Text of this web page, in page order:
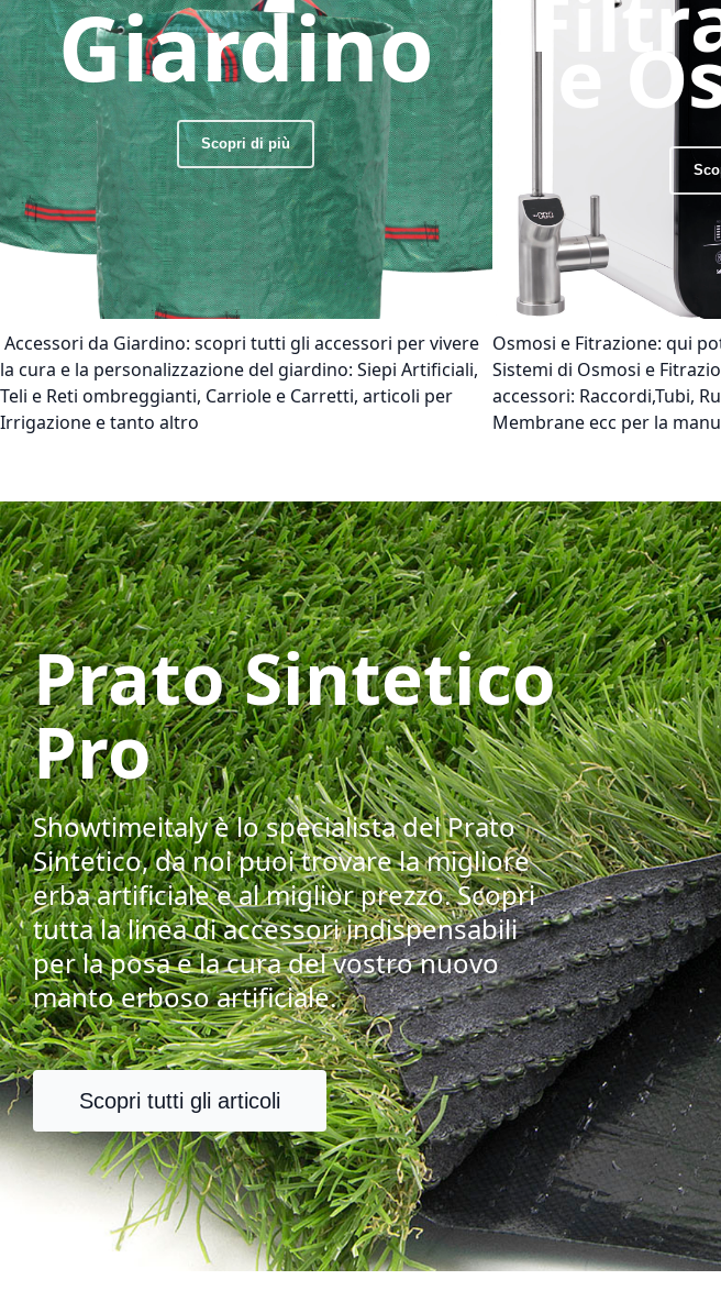
Giardino
Scopri di più
Accessori da Giardino: scopri tutti gli accessori per vivere
la cura e la personalizzazione del giardino: Siepi Artificiali,
Teli e Reti ombreggianti, Carriole e Carretti, articoli per
Irrigazione e tanto altro
e
Osmosi e Fitrazione: qui
Sistemi di Osmosi e
accessori: Raccordi,Tubi,
Membrane ecc per la
Prato Sintetico
Pro
Showtimeitaly è lo specialista del Prato
Sintetico, da noi puoi trovare la migliore
erba artificiale e al miglior prezzo. Scopri
tutta la linea di accessori indispensabili
per la posa e la cura del vostro nuovo
manto erboso artificiale.
Scopri tutti gli articoli